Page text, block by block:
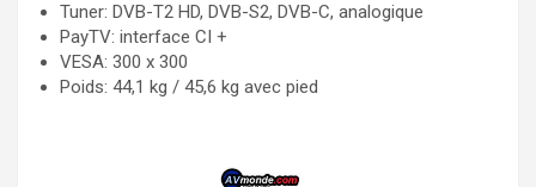
Tuner: DVB-T2 HD, DVB-S2, DVB-C, analogique
PayTV: interface CI +
VESA: 300 x 300
Poids: 44,1 kg / 45,6 kg avec pied